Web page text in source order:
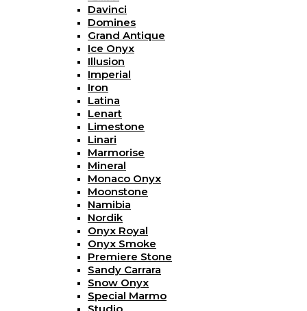
Davinci
Domines
Grand Antique
Ice Onyx
Illusion
Imperial
Iron
Latina
Lenart
Limestone
Linari
Marmorise
Mineral
Monaco Onyx
Moonstone
Namibia
Nordik
Onyx Royal
Onyx Smoke
Premiere Stone
Sandy Carrara
Snow Onyx
Special Marmo